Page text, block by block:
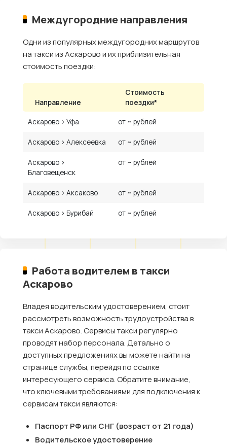
Междугородние направления
Одни из популярных междугородних маршрутов
на такси из Аскарово и их приблизительная
стоимость поездки:
Направление
Стоимость
поездки*
Аскарово › Уфа от ~ рублей
Аскарово › Алексеевка от ~ рублей
Аскарово ›
Благовещенск
от ~ рублей
Аскарово › Аксаково от ~ рублей
Аскарово › Бурибай от ~ рублей
Работа водителем в такси
Аскарово
Владея водительским удостоверением, стоит
рассмотреть возможность трудоустройства в
такси Аскарово. Сервисы такси регулярно
проводят набор персонала. Детально о
доступных предложениях вы можете найти на
странице службы, перейдя по ссылке
интересующего сервиса. Обратите внимание,
что ключевыми требованиями для подключения к
сервисам такси являются:
Паспорт РФ или СНГ (возраст от 21 года)
Водительское удостоверение